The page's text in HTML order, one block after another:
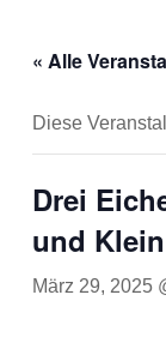
« Alle
Diese
Drei
und Klein
März 29, 2025